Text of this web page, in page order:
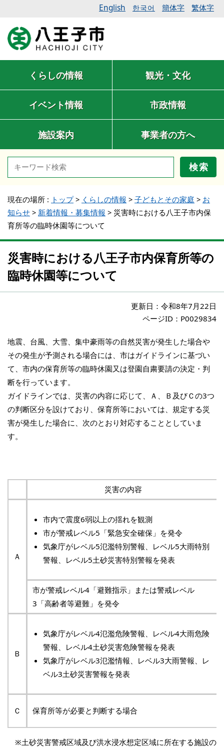
English 한국어 簡体字 繁体字
くらしの情報 観光・文化
イベント情報 市政情報
施設案内 事業者の方へ
検索
現在の場所 : トップ> くらしの情報 > 子どもとその家庭 > お
知らせ > 新着情報・募集情報 > 災害時における八王子市内保
育所等の臨時休園等について
災害時における八王子市内保育所等の
臨時休園等について
更新日： 令和8年7月22日
ページID：P0029834
地震、台風、大雪、集中豪雨等の自然災害が発生した場合や
その発生が予測される場合には、市はガイドラインに基づい
て、市内の保育所等の臨時休園又は登園自粛要請の決定・判
断を行っています。
ガイドラインでは、災害の内容に応じて、Ａ、Ｂ及びＣの3つ
の判断区分を設けており、保育所等においては、規定する災
害が発生した場合に、次のとおり対応することとしていま
す。
災害の内容
Ａ
市内で震度6弱以上の揺れを観測
市が警戒レベル5「緊急安全確保」を発令
気象庁がレベル5氾濫特別警報、レベル5大雨特別
警報、レベル5土砂災害特別警報を発表
市が警戒レベル4「避難指示」または警戒レベル
3「高齢者等避難」を発令
Ｂ
気象庁がレベル4氾濫危険警報、レベル4大雨危険
警報、レベル4土砂災害危険警報を発表
気象庁がレベル3氾濫情報、レベル3大雨警報、レ
ベル3土砂災害警報を発表
Ｃ 保育所等が必要と判断する場合
※土砂災害警戒区域及び洪水浸水想定区域に所在する施設の